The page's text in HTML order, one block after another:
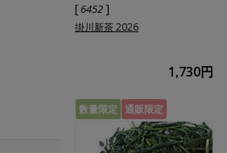
[ 6452 ]
掛川新茶 2026
1,730円
数量限定 通販限定